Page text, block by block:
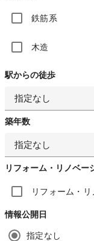
鉄筋系
木造
駅からの徒歩
指定なし
築年数
指定なし
リフォーム・リノベー
リフォーム・
情報公開日
指定なし